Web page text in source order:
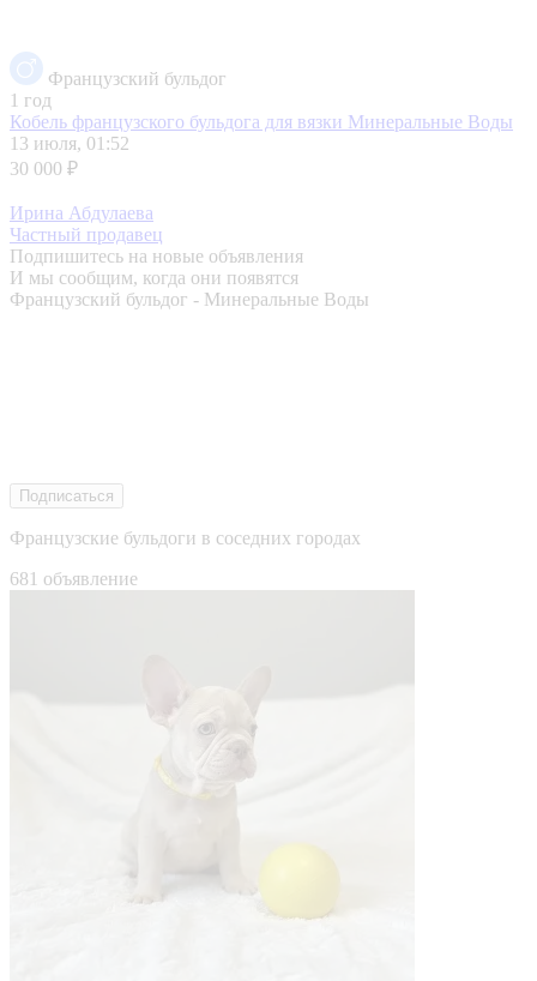
Французский бульдог
1 год
Кобель французского бульдога для вязки Минеральные Воды
13 июля, 01:52
30 000 ₽
Ирина Абдулаева
Частный продавец
Подпишитесь на новые объявления
И мы сообщим, когда они появятся
Французский бульдог - Минеральные Воды
Подписаться
Французские бульдоги в соседних городах
681 объявление